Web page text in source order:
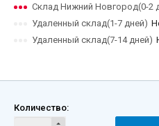
Склад Нижний Новгород(0-2
Удаленный склад(1-7 дней)
Удаленный склад(7-14 дней)
Количество: